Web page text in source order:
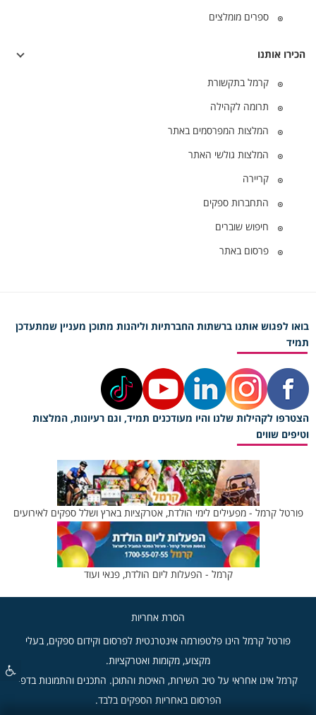
ספרים מומלצים
הכירו אותנו
קרמל בתקשורת
תרומה לקהילה
המלצות המפרסמים באתר
המלצות גולשי האתר
קריירה
התחברות ספקים
חיפוש שוברים
פרסום באתר
בואו לפגוש אותנו ברשתות החברתיות וליהנות מתוכן מעניין שמתעדכן
תמיד
הצטרפו לקהילות שלנו והיו מעודכנים תמיד, וגם רעיונות, המלצות
וטיפים שווים
פורטל קרמל - מפעילים לימי הולדת, אטרקציות בארץ ושלל ספקים לאירועים
קרמל - הפעלות ליום הולדת, פנאי ועוד
הסרת אחריות
פורטל קרמל הינו פלטפורמה אינטרנטית לפרסום וקידום ספקים, בעלי
מקצוע, מקומות ואטרקציות.
קרמל אינו אחראי על טיב השירות, האיכות והתוכן. התכנים והתמונות בדפי
הפרסום באחריות הספקים בלבד.